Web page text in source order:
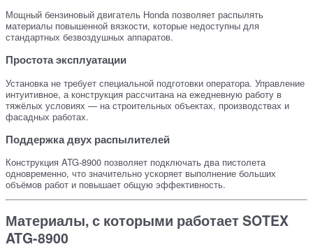
Мощный бензиновый двигатель Honda позволяет распылять
материалы повышенной вязкости, которые недоступны для
стандартных безвоздушных аппаратов.
Простота эксплуатации
Установка не требует специальной подготовки оператора. Управление
интуитивное, а конструкция рассчитана на ежедневную работу в
тяжёлых условиях — на строительных объектах, производствах и
фасадных работах.
Поддержка двух распылителей
Конструкция ATG-8900 позволяет подключать два пистолета
одновременно, что значительно ускоряет выполнение больших
объёмов работ и повышает общую эффективность.
Материалы, с которыми работает SOTEX
ATG-8900